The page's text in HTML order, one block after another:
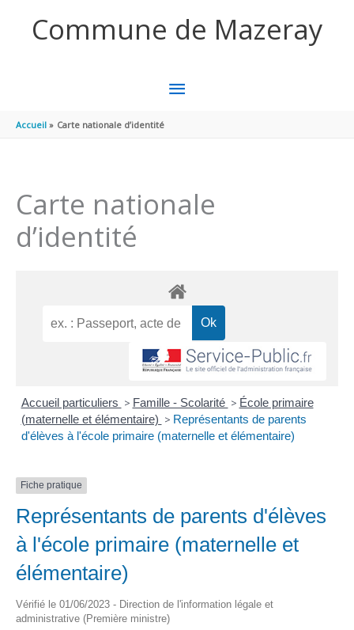
Commune de Mazeray
MENU
Accueil Carte nationale d’identité
Carte nationale
d’identité
Accueil particuliers > Famille - Scolarité > École primaire
(maternelle et élémentaire) > Représentants de parents
d'élèves à l'école primaire (maternelle et élémentaire)
Fiche pratique
Représentants de parents d'élèves
à l'école primaire (maternelle et
élémentaire)
Vérifié le 01/06/2023 - Direction de l'information légale et
administrative (Première ministre)